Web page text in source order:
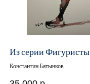
Из серии Фигуристы
Константин Батынков